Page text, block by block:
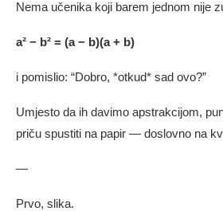
Nema učenika koji barem jednom nije
a² − b² = (a − b)(a + b)
i pomislio: “Dobro, *otkud* sad ovo?”
Umjesto da ih davimo apstrakcijom,
priču spustiti na papir — doslovno na
—
Prvo, slika.